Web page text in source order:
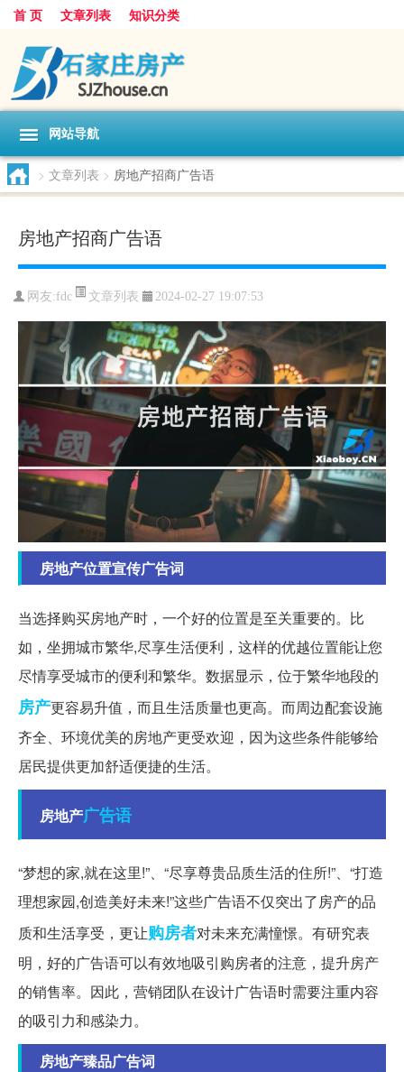
首 页 文章列表 知识分类
网站导航
> 文章列表 > 房地产招商广告语
房地产招商广告语
网友:fdc 文章列表 2024-02-27 19:07:53
房地产位置宣传广告词
当选择购买房地产时，一个好的位置是至关重要的。比
如，坐拥城市繁华,尽享生活便利，这样的优越位置能让您
尽情享受城市的便利和繁华。数据显示，位于繁华地段的
房产更容易升值，而且生活质量也更高。而周边配套设施
齐全、环境优美的房地产更受欢迎，因为这些条件能够给
居民提供更加舒适便捷的生活。
房地产广告语
“梦想的家,就在这里!”、“尽享尊贵品质生活的住所!”、“打造
理想家园,创造美好未来!”这些广告语不仅突出了房产的品
质和生活享受，更让购房者对未来充满憧憬。有研究表
明，好的广告语可以有效地吸引购房者的注意，提升房产
的销售率。因此，营销团队在设计广告语时需要注重内容
的吸引力和感染力。
房地产臻品广告词